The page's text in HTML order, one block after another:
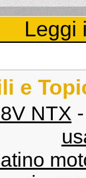
Leggi
e
NTX